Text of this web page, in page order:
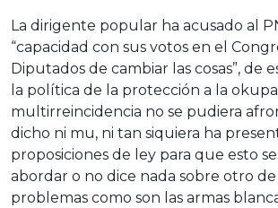
La dirigente popular ha acusado al
“capacidad con sus votos en el
Diputados de cambiar las cosas”, de
la política de la protección a la
multirreincidencia no se pudiera
dicho ni mu, ni tan siquiera ha
proposiciones de ley para que esto
abordar o no dice nada sobre otro
problemas como son las armas